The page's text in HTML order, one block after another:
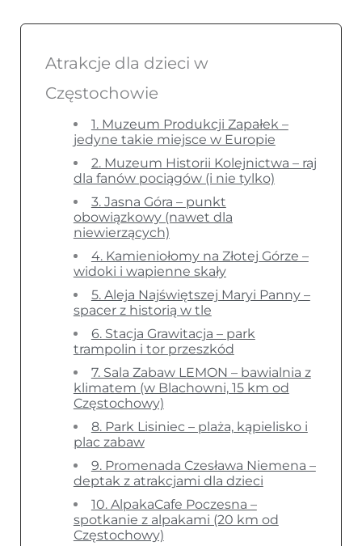
Atrakcje dla dzieci w
Częstochowie
1. Muzeum Produkcji Zapałek –
jedyne takie miejsce w Europie
2. Muzeum Historii Kolejnictwa – raj
dla fanów pociągów (i nie tylko)
3. Jasna Góra – punkt
obowiązkowy (nawet dla
niewierzących)
4. Kamieniołomy na Złotej Górze –
widoki i wapienne skały
5. Aleja Najświętszej Maryi Panny –
spacer z historią w tle
6. Stacja Grawitacja – park
trampolin i tor przeszkód
7. Sala Zabaw LEMON – bawialnia z
klimatem (w Blachowni, 15 km od
Częstochowy)
8. Park Lisiniec – plaża, kąpielisko i
plac zabaw
9. Promenada Czesława Niemena –
deptak z atrakcjami dla dzieci
10. AlpakaCafe Poczesna –
spotkanie z alpakami (20 km od
Częstochowy)